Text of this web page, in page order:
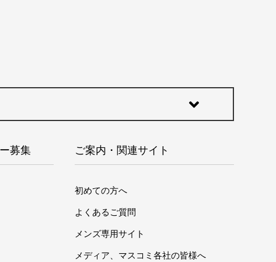
募集 ご案内・関連サイト
初めての方へ
よくあるご質問
メンズ専用サイト
メディア、マスコミ各社の皆様へ